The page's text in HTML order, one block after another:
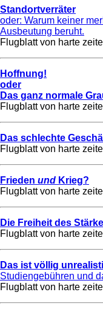
Standortverräter
oder: Warum keiner
Ausbeutung beruht.
Flugblatt von harte
Hoffnung!
oder
Das ganz normale
Flugblatt von harte
Das schlechte
Flugblatt von harte
Frieden und Krieg?
Flugblatt von harte
Die Freiheit des
Flugblatt von harte
Das ist völlig
Studiengebühren und
Flugblatt von harte